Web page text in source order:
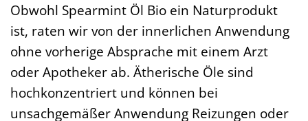
Obwohl Spearmint Öl Bio ein Naturprodukt
ist, raten wir von der innerlichen Anwendung
ohne vorherige Absprache mit einem Arzt
oder Apotheker ab. Ätherische Öle sind
hochkonzentriert und können bei
unsachgemäßer Anwendung Reizungen oder